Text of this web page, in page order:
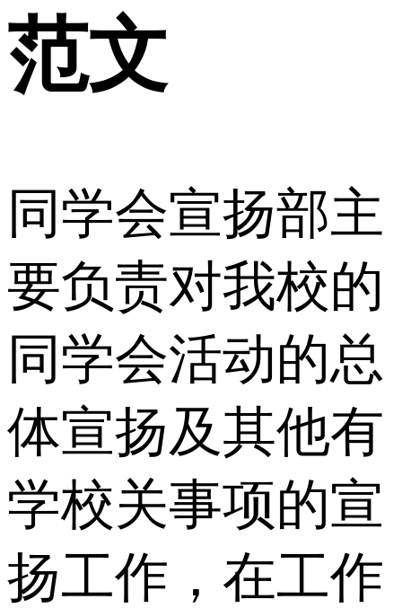
范文
同学会宣扬部主
要负责对我校的
同学会活动的总
体宣扬及其他有
学校关事项的宣
扬工作，在工作